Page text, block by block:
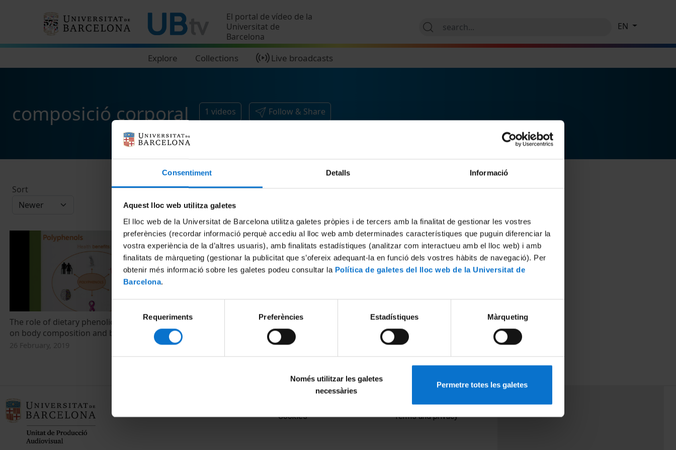
Consentiment Detalls Informació
Aquest lloc web utilitza galetes
El lloc web de la Universitat de Barcelona utilitza galetes pròpies i de tercers amb la finalitat de gestionar les vostres
preferències (recordar informació perquè accediu al lloc web amb determinades característiques que puguin diferenciar la
vostra experiència de la d’altres usuaris), amb finalitats estadístiques (analitzar com interactueu amb el lloc web) i amb
finalitats de màrqueting (gestionar la publicitat que s’ofereix adequant-la en funció dels vostres hàbits de navegació). Per
obtenir més informació sobre les galetes podeu consultar la Política de galetes del lloc web de la Universitat de
Barcelona.
consentiment
Requeriments Preferències Estadístiques Màrqueting
Només utilitzar les galetes
necessàries
Permetre totes les galetes
El portal de vídeo de la
Universitat de
Barcelona
Explore Collections Live broadcasts
EN
composició corporal 1 videos Follow & Share
Sort
The role of dietary phenolic compounds
on body composition and body weight
26 February, 2019
Cookies
Terms and privacy